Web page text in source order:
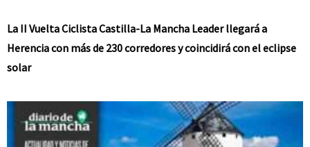
La II Vuelta Ciclista Castilla-La Mancha Leader llegará a
Herencia con más de 230 corredores y coincidirá con el eclipse
solar